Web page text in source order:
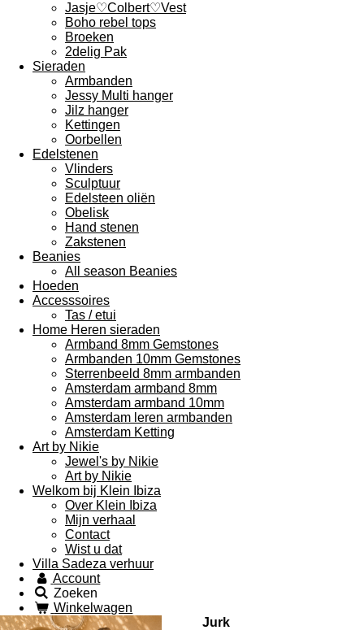
Jasje♡Colbert♡Vest
Boho rebel tops
Broeken
2delig Pak
Sieraden
Armbanden
Jessy Multi hanger
Jilz hanger
Kettingen
Oorbellen
Edelstenen
Vlinders
Sculptuur
Edelsteen oliën
Obelisk
Hand stenen
Zakstenen
Beanies
All season Beanies
Hoeden
Accesssoires
Tas / etui
Home Heren sieraden
Armband 8mm Gemstones
Armbanden 10mm Gemstones
Sterrenbeeld 8mm armbanden
Amsterdam armband 8mm
Amsterdam armband 10mm
Amsterdam leren armbanden
Amsterdam Ketting
Art by Nikie
Jewel's by Nikie
Art by Nikie
Welkom bij Klein Ibiza
Over Klein Ibiza
Mijn verhaal
Contact
Wist u dat
Villa Sadeza verhuur
Account
Zoeken
Winkelwagen
Jurk